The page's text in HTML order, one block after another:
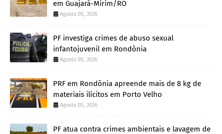
em Guajará-Mirim/RO
Agosto 05, 2026
PF investiga crimes de abuso sexual
infantojuvenil em Rondônia
Agosto 05, 2026
PRF em Rondônia apreende mais de 8 kg de
materiais ilícitos em Porto Velho
Agosto 05, 2026
PF atua contra crimes ambientais e lavagem de